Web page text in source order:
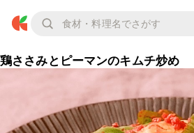
鶏ささみとピーマンのキムチ炒め